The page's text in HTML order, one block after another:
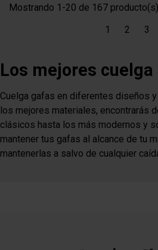
Mostrando 1-20 de 167 producto(s)
1
2 3
Los mejores
Cuelga gafas en diferentes diseños
los mejores materiales, encontrarás
clásicos hasta los más modernos y
mantener tus gafas al alcance de tu
mantenerlas a salvo de cualquier